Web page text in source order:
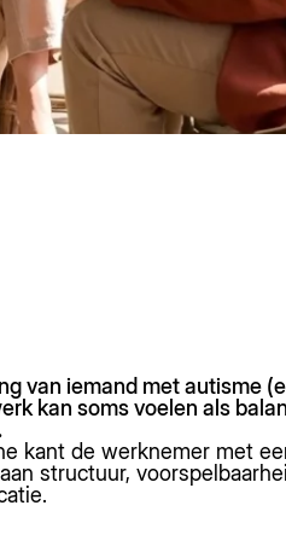
van iemand met autisme
kan soms voelen als
kant de werknemer met
structuur,